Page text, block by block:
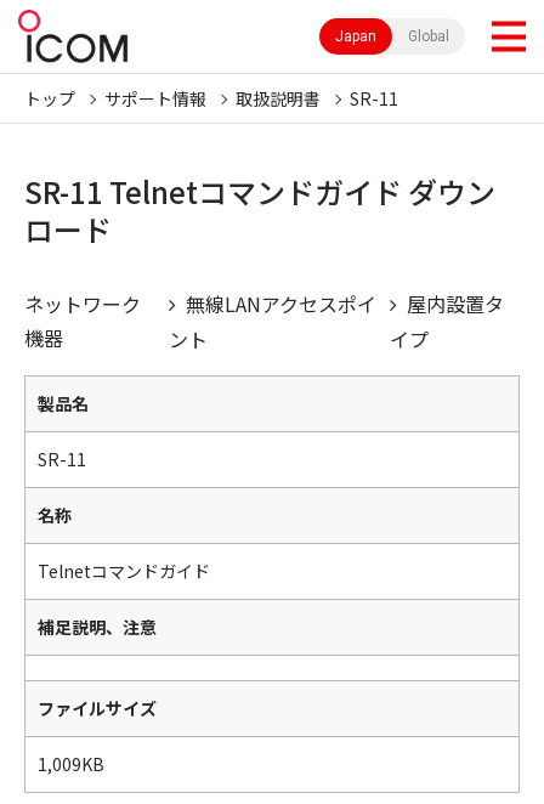
Japan Global
トップ サポート情報 取扱説明書 SR-11
SR-11 Telnetコマンドガイド ダウン
ロード
ネットワーク
機器
無線LANアクセスポイ
ント
屋内設置タ
イプ
製品名
SR-11
名称
Telnetコマンドガイド
補足説明、注意
ファイルサイズ
1,009KB